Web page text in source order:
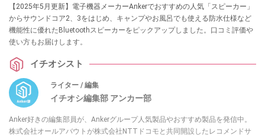
【2025年5月更新】電子機器メーカーAnkerでおすすめの人気「スピーカー」
からサウンドコア2、3をはじめ、キャンプやお風呂でも使える防水仕様など
機能性に優れたBluetoothスピーカーをピックアップしました。口コミ評価や
使い方もお届けします。
イチオシスト
ライター / 編集
イチオシ編集部 アンカー部
Anker好きの編集部員が、Ankerグループ人気製品やおすすめ製品を発信中。
株式会社オールアバウトが株式会社NTTドコモと共同開設したレコメンドサ